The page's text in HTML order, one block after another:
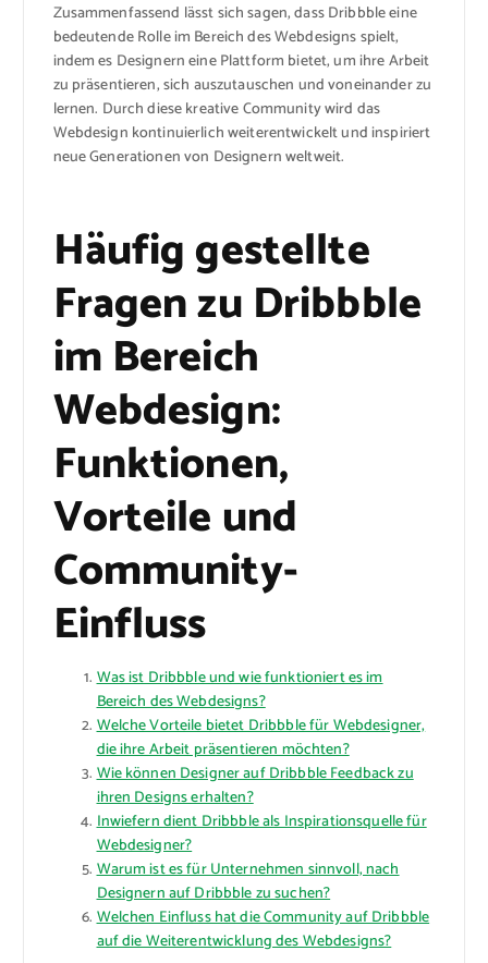
Zusammenfassend lässt sich sagen, dass Dribbble eine
bedeutende Rolle im Bereich des Webdesigns spielt,
indem es Designern eine Plattform bietet, um ihre Arbeit
zu präsentieren, sich auszutauschen und voneinander zu
lernen. Durch diese kreative Community wird das
Webdesign kontinuierlich weiterentwickelt und inspiriert
neue Generationen von Designern weltweit.
Häufig gestellte
Fragen zu Dribbble
im Bereich
Webdesign:
Funktionen,
Vorteile und
Community-
Einfluss
Was ist Dribbble und wie funktioniert es im
Bereich des Webdesigns?
Welche Vorteile bietet Dribbble für Webdesigner,
die ihre Arbeit präsentieren möchten?
Wie können Designer auf Dribbble Feedback zu
ihren Designs erhalten?
Inwiefern dient Dribbble als Inspirationsquelle für
Webdesigner?
Warum ist es für Unternehmen sinnvoll, nach
Designern auf Dribbble zu suchen?
Welchen Einfluss hat die Community auf Dribbble
auf die Weiterentwicklung des Webdesigns?